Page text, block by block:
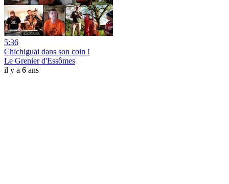
5:36
Chichiguai dans son coin !
Le Grenier d'Essômes
il y a 6 ans